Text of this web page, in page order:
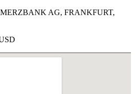
AG, FRANKFURT,